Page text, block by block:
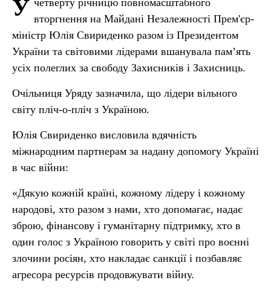
У четверту річницю повномасштабного
вторгнення на Майдані Незалежності Прем'єр-
міністр Юлія Свириденко разом із Президентом
України та світовими лідерами вшанувала памʼять
усіх полеглих за свободу Захисників і Захисниць.
Очільниця Уряду зазначила, що лідери вільного
світу пліч-о-пліч з Україною.
Юлія Свириденко висловила вдячність
міжнародним партнерам за надану допомогу Україні
в час війни:
«Дякую кожній країні, кожному лідеру і кожному
народові, хто разом з нами, хто допомагає, надає
зброю, фінансову і гуманітарну підтримку, хто в
один голос з Україною говорить у світі про воєнні
злочини росіян, хто накладає санкції і позбавляє
агресора ресурсів продовжувати війну.